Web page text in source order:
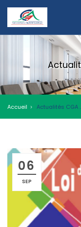
Accueil Actualités
06
SEP